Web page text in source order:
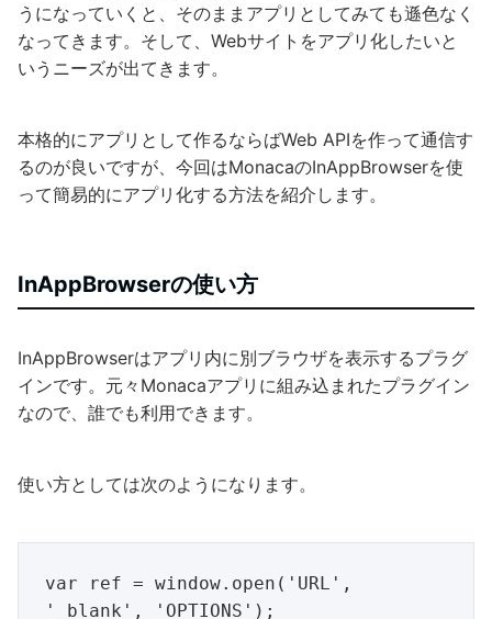
うになっていくと、そのままアプリとしてみても遜色なく
なってきます。そして、Webサイトをアプリ化したいと
いうニーズが出てきます。
本格的にアプリとして作るならばWeb APIを作って通信す
るのが良いですが、今回はMonacaのInAppBrowserを使
って簡易的にアプリ化する方法を紹介します。
InAppBrowserの使い方
InAppBrowserはアプリ内に別ブラウザを表示するプラグ
インです。元々Monacaアプリに組み込まれたプラグイン
なので、誰でも利用できます。
使い方としては次のようになります。
var ref = window.open('URL',